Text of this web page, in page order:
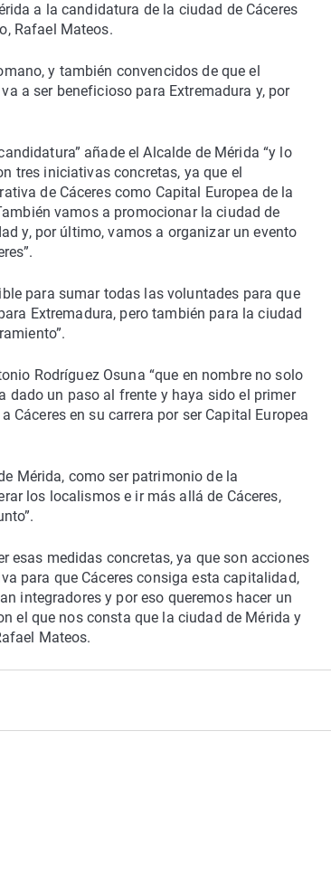
a la candidatura de la ciudad de Cáceres
Rafael Mateos.
y también convencidos de que el
a ser beneficioso para Extremadura y, por
añade el Alcalde de Mérida “y lo
tres iniciativas concretas, ya que el
de Cáceres como Capital Europea de la
vamos a promocionar la ciudad de
y, por último, vamos a organizar un evento
para sumar todas las voluntades para que
Extremadura, pero también para la ciudad
Rodríguez Osuna “que en nombre no solo
dado un paso al frente y haya sido el primer
en su carrera por ser Capital Europea
Mérida, como ser patrimonio de la
los localismos e ir más allá de Cáceres,
esas medidas concretas, ya que son acciones
para que Cáceres consiga esta capitalidad,
integradores y por eso queremos hacer un
el que nos consta que la ciudad de Mérida y
Mateos.